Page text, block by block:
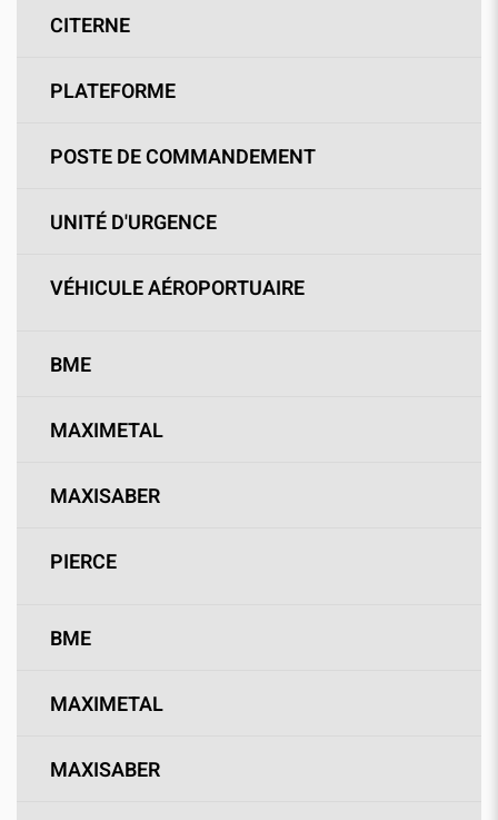
CITERNE
PLATEFORME
POSTE DE COMMANDEMENT
UNITÉ D'URGENCE
VÉHICULE AÉROPORTUAIRE
BME
MAXIMETAL
MAXISABER
PIERCE
BME
MAXIMETAL
MAXISABER